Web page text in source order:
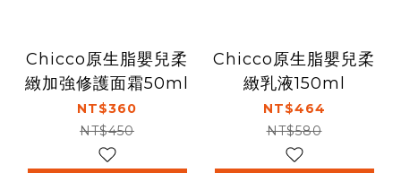
Chicco原生脂嬰兒柔
緻加強修護面霜50ml
NT$360
NT$450
Chicco原生脂嬰兒柔
緻乳液150ml
NT$464
NT$580